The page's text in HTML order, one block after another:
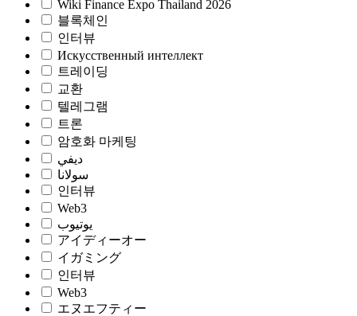
Wiki Finance Expo Thailand 2026
블록체인
인터뷰
Искусственный интеллект
트레이딩
교환
텔레그램
트론
암호화 마케팅
ديفي
سولانا
인터뷰
Web3
يوتيوب
アイディーオー
イガミング
인터뷰
Web3
エヌエフティー